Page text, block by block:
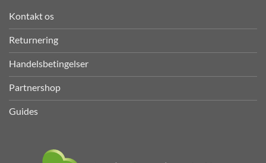
Kontakt os
Returnering
Handelsbetingelser
Partnershop
Guides